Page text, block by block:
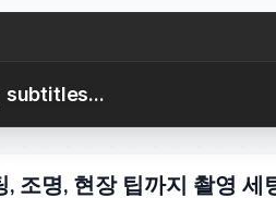
subtitles...
조명, 현장 팁까지 촬영 세